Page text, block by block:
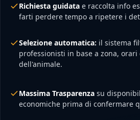
Richiesta guidata e raccolta info
farti perdere tempo a ripetere i
Selezione automatica: il sistema
professionisti in base a zona, orari
dell'animale.
Massima Trasparenza su
economiche prima di confermare